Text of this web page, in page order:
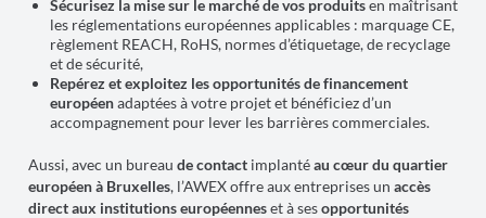
Sécurisez la mise sur le marché de vos produitsen maîtrisant
les réglementations européennes applicables : marquage CE,
règlement REACH, RoHS, normes d’étiquetage, de recyclage
et de sécurité,
Repérez et exploitez les opportunités de financement
européenadaptées à votre projet et bénéficiez d’un
accompagnement pour lever les barrières commerciales.
Aussi, avec un bureau de contact implantéau cœur du quartier
européen à Bruxelles, l’AWEX offre aux entreprises un accès
direct aux institutions européenneset à sesopportunités